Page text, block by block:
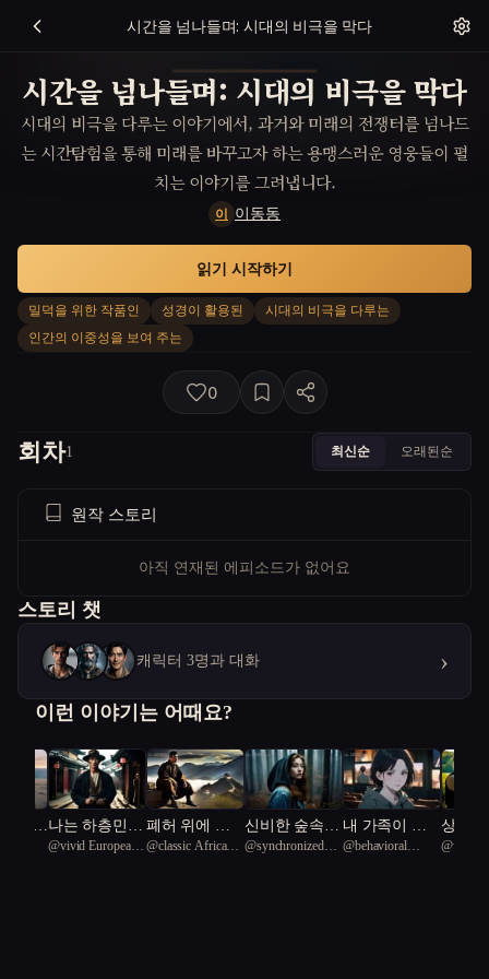
시간을 넘나들며: 시대의 비극을 막다
시간을 넘나들며: 시대의 비극을 막다
시대의 비극을 다루는 이야기에서, 과거와 미래의 전쟁터를 넘나드
는 시간탐험을 통해 미래를 바꾸고자 하는 용맹스러운 영웅들이 펼
치는 이야기를 그려냅니다.
이 이동동
밀덕을 위한 작품인 성경이 활용된
시대의 비극을 다루는
인간의 이중성을 보여 주는
읽기 시작하기
0
회차1 최신순 오래된순
원작 스토리
아직 연재된 에피소드가 없어요
스토리 챗
캐릭터 3명과 대화 ›
이런 이야기는 어때요?
드미럴나는 하층민인
데 권력의 심
@vivid European
폐허 위에 기
록을 남긴 자
@classic African
신비한 숲속의
도서관.
@synchronized
내 가족이 실
시간으로 공개
@behavioral
상처
피아노
@